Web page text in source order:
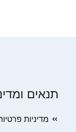
תנאים
מדיניות